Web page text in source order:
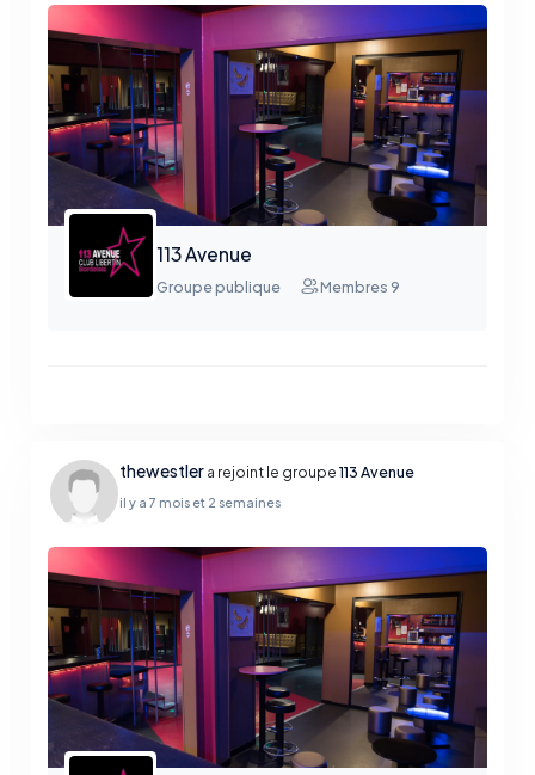
113 Avenue
Groupe publique Membres 9
thewestlera rejoint le groupe113 Avenue
il y a 7 mois et 2 semaines